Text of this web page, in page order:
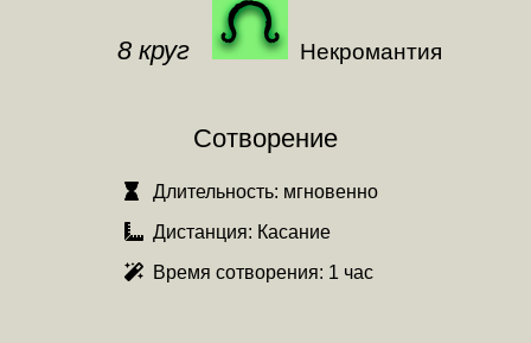
8 круг Некромантия
Сотворение
Длительность: мгновенно
Дистанция: Касание
Время сотворения: 1 час